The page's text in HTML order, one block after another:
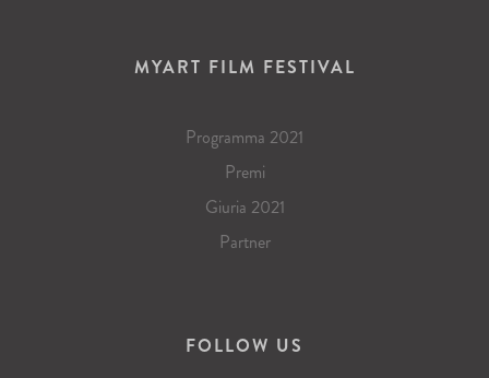
MYART FILM FESTIVAL
Programma 2021
Premi
Giuria 2021
Partner
FOLLOW US